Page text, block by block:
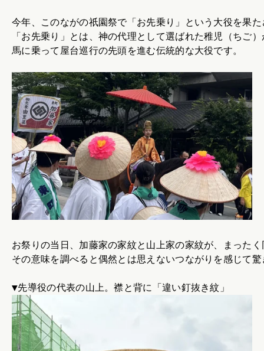
今年、このながの祇園祭で「お先乗り」という大役を果
「お先乗り」とは、神の代理として選ばれた稚児（ちご
馬に乗って屋台巡行の先頭を進む伝統的な大役です。
お祭りの当日、加藤家の家紋と山上家の家紋が、まった
その意味を調べると偶然とは思えないつながりを感じて
▼先導役の代表の山上。襟と背に「違い釘抜き紋」